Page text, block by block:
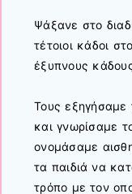
Ψάξανε στο
τέτοιοι κάδοι
έξυπνους
Τους εξηγήσαμε
και γνωρίσαμε
ονομάσαμε
τα παιδιά να
τρόπο με τον